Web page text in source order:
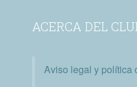
ACERCA DEL
Aviso legal y política